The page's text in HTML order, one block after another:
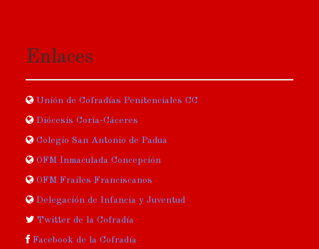
Enlaces
Unión de Cofradías Penitenciales CC
Diócesis Coria-Cáceres
Colegio San Antonio de Padua
OFM Inmaculada Concepción
OFM Frailes Franciscanos
Delegación de Infancia y Juventud
Twitter de la Cofradía
Facebook de la Cofradía